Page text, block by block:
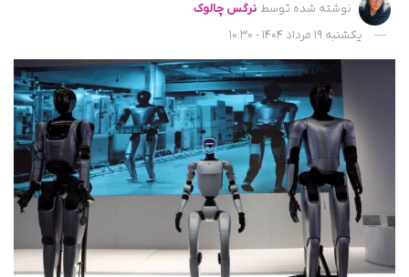
نوشته شده توسط نرگس چالوک
یکشنبه 19 مرداد 1404 - 10:30